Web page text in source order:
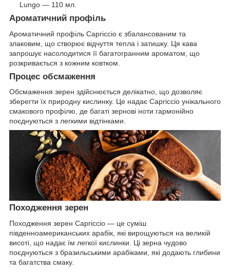
Lungo — 110 мл.
Ароматичний профіль
Ароматичний профіль Capriccio є збалансованим та
злаковим, що створює відчуття тепла і затишку. Ця кава
запрошує насолодитися її багатогранним ароматом, що
розкривається з кожним ковтком.
Процес обсмаження
Обсмаження зерен здійснюється делікатно, що дозволяє
зберегти їх природну кислинку. Це надає Capriccio унікального
смакового профілю, де багаті зернові ноти гармонійно
поєднуються з легкими відтінками.
Походження зерен
Походження зерен Capriccio — це суміш
південноамериканських арабік, які вирощуються на великій
висоті, що надає їм легкої кислинки. Ці зерна чудово
поєднуються з бразильськими арабіками, які додають глибини
та багатства смаку.